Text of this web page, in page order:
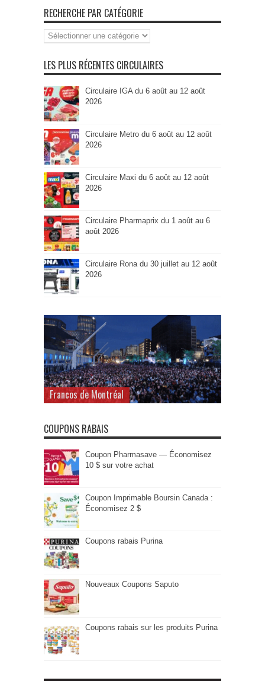
RECHERCHE PAR CATÉGORIE
Recherche
par
LES PLUS RÉCENTES CIRCULAIRES
Circulaire IGA du 6 août au 12 août
2026
Circulaire Metro du 6 août au 12 août
2026
Circulaire Maxi du 6 août au 12 août
2026
Circulaire Pharmaprix du 1 août au 6
août 2026
Circulaire Rona du 30 juillet au 12 août
2026
Francos de Montréal
COUPONS RABAIS
Coupon Pharmasave — Économisez
10 $ sur votre achat
Coupon Imprimable Boursin Canada :
Économisez 2 $
Coupons rabais Purina
Nouveaux Coupons Saputo
Coupons rabais sur les produits Purina